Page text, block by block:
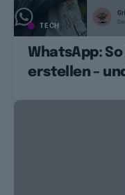
TECH
WhatsApp:
erstellen –